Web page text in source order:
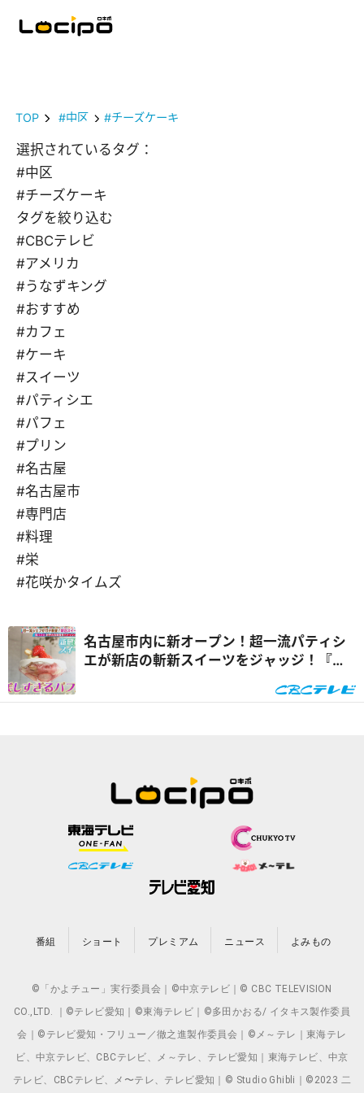
TOP #中区 #チーズケーキ
選択されているタグ：
#中区
#チーズケーキ
タグを絞り込む
#CBCテレビ
#アメリカ
#うなずキング
#おすすめ
#カフェ
#ケーキ
#スイーツ
#パティシエ
#パフェ
#プリン
#名古屋
#名古屋市
#専門店
#料理
#栄
#花咲かタイムズ
名古屋市内に新オープン！超一流パティシ
エが新店の斬新スイーツをジャッジ！『花
番組 ショート プレミアム ニュース よみもの
©「かよチュー」実行委員会｜©中京テレビ｜© CBC TELEVISION
CO.,LTD. ｜©テレビ愛知｜©東海テレビ｜©多田かおる/ イタキス製作委員
会｜©テレビ愛知・フリュー／徹之進製作委員会｜©メ～テレ｜東海テレ
ビ、中京テレビ、CBCテレビ、メ～テレ、テレビ愛知｜東海テレビ、中京
テレビ、CBCテレビ、メ〜テレ、テレビ愛知｜© Studio Ghibli｜©2023 二